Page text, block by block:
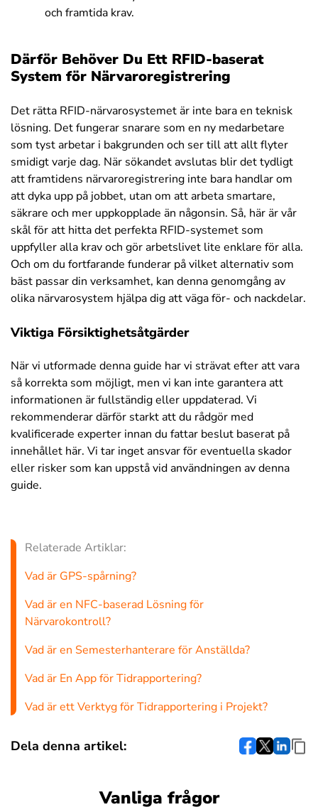
och framtida krav.
Därför Behöver Du Ett RFID-baserat
System för Närvaroregistrering
Det rätta RFID-närvarosystemet är inte bara en teknisk
lösning. Det fungerar snarare som en ny medarbetare
som tyst arbetar i bakgrunden och ser till att allt flyter
smidigt varje dag. När sökandet avslutas blir det tydligt
att framtidens närvaroregistrering inte bara handlar om
att dyka upp på jobbet, utan om att arbeta smartare,
säkrare och mer uppkopplade än någonsin. Så, här är vår
skål för att hitta det perfekta RFID-systemet som
uppfyller alla krav och gör arbetslivet lite enklare för alla.
Och om du fortfarande funderar på vilket alternativ som
bäst passar din verksamhet, kan denna genomgång av
olika närvarosystem hjälpa dig att väga för- och nackdelar.
Viktiga Försiktighetsåtgärder
När vi utformade denna guide har vi strävat efter att vara
så korrekta som möjligt, men vi kan inte garantera att
informationen är fullständig eller uppdaterad. Vi
rekommenderar därför starkt att du rådgör med
kvalificerade experter innan du fattar beslut baserat på
innehållet här. Vi tar inget ansvar för eventuella skador
eller risker som kan uppstå vid användningen av denna
guide.
Relaterade Artiklar:
Vad är GPS-spårning?
Vad är en NFC-baserad Lösning för
Närvarokontroll?
Vad är en Semesterhanterare för Anställda?
Vad är En App för Tidrapportering?
Vad är ett Verktyg för Tidrapportering i Projekt?
Dela denna artikel:
Vanliga frågor